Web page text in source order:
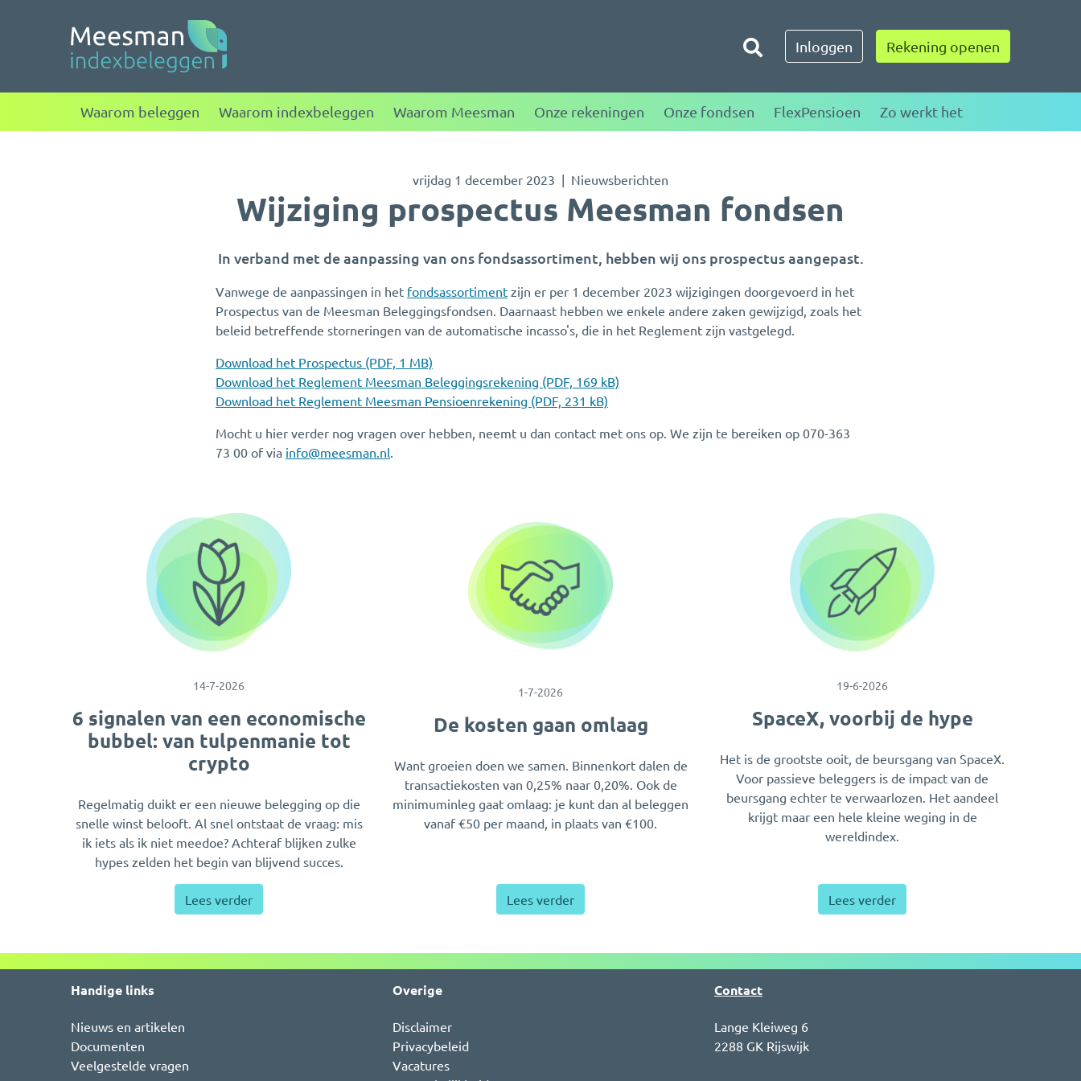
Meesman indexbeleggen
Toggle zoeken
Inloggen Rekening openen
Waarom beleggen Waarom indexbeleggen Waarom Meesman Onze rekeningen Onze fondsen FlexPensioen Zo werkt het
vrijdag 1 december 2023 Nieuwsberichten
Wijziging prospectus Meesman fondsen
In verband met de aanpassing van ons fondsassortiment, hebben wij ons prospectus aangepast.
Vanwege de aanpassingen in het fondsassortiment zijn er per 1 december 2023 wijzigingen doorgevoerd in het
Prospectus van de Meesman Beleggingsfondsen. Daarnaast hebben we enkele andere zaken gewijzigd, zoals het
beleid betreffende storneringen van de automatische incasso's, die in het Reglement zijn vastgelegd.
Download het Prospectus (PDF, 1 MB)
Download het Reglement Meesman Beleggingsrekening (PDF, 169 kB)
Download het Reglement Meesman Pensioenrekening (PDF, 231 kB)
Mocht u hier verder nog vragen over hebben, neemt u dan contact met ons op. We zijn te bereiken op 070-363
73 00 of via info@meesman.nl.
14-7-2026
6 signalen van een economische
bubbel: van tulpenmanie tot
crypto
Regelmatig duikt er een nieuwe belegging op die
snelle winst belooft. Al snel ontstaat de vraag: mis
ik iets als ik niet meedoe? Achteraf blijken zulke
hypes zelden het begin van blijvend succes.
Lees verder
1-7-2026
De kosten gaan omlaag
Want groeien doen we samen. Binnenkort dalen de
transactiekosten van 0,25% naar 0,20%. Ook de
minimuminleg gaat omlaag: je kunt dan al beleggen
vanaf €50 per maand, in plaats van €100.
Lees verder
19-6-2026
SpaceX, voorbij de hype
Het is de grootste ooit, de beursgang van SpaceX.
Voor passieve beleggers is de impact van de
beursgang echter te verwaarlozen. Het aandeel
krijgt maar een hele kleine weging in de
wereldindex.
Lees verder
Handige links
Nieuws en artikelen
Documenten
Veelgestelde vragen
Overige
Disclaimer
Privacybeleid
Vacatures
Contact
Lange Kleiweg 6
2288 GK Rijswijk